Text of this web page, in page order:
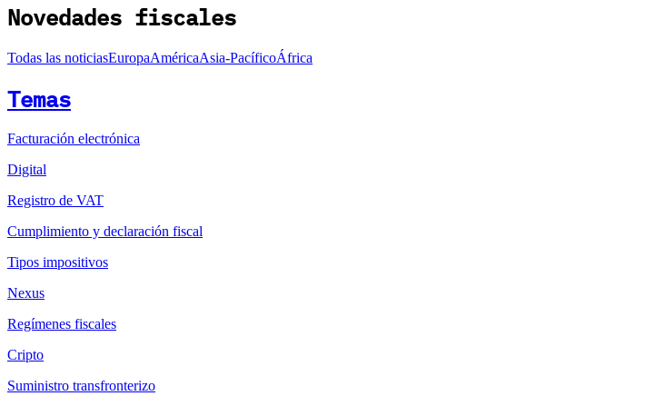
Novedades fiscales
Todas las noticiasEuropaAméricaAsia-PacíficoÁfrica
Temas
Facturación electrónica
Digital
Registro de VAT
Cumplimiento y declaración fiscal
Tipos impositivos
Nexus
Regímenes fiscales
Cripto
Suministro transfronterizo